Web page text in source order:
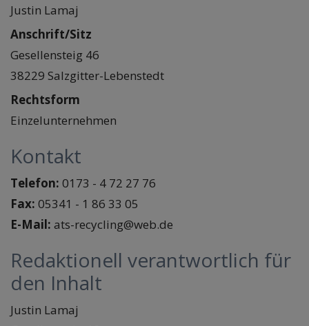
Justin Lamaj
Anschrift/Sitz
Gesellensteig 46
38229 Salzgitter-Lebenstedt
Rechtsform
Einzelunternehmen
Kontakt
Telefon: 0173 - 4 72 27 76
Fax: 05341 - 1 86 33 05
E-Mail: ats-recycling@web.de
Redaktionell verantwortlich für
den Inhalt
Justin Lamaj